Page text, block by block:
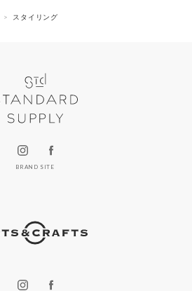
スタイリング
BRAND SITE